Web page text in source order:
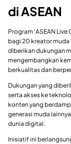
di ASEAN
Program ‘ASEAN
bagi 20 kreator muda
diberikan dukungan
mengembangkan
berkualitas dan
Dukungan yang
serta akses ke
konten yang
generasi muda
dunia digital.
Inisiatif ini